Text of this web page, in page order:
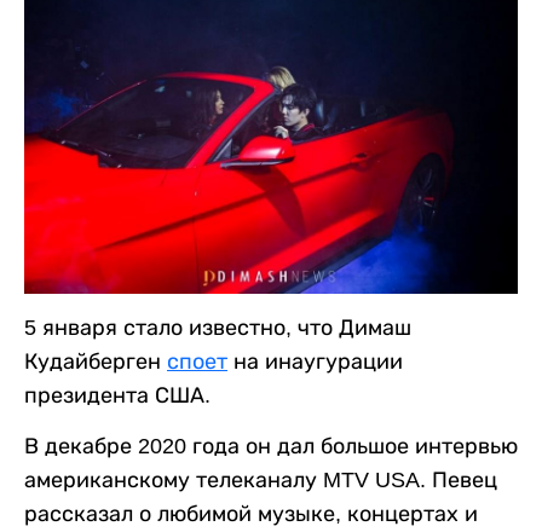
5 января стало известно, что Димаш
Кудайберген споет на инаугурации
президента США.
В декабре 2020 года он дал большое интервью
американскому телеканалу MTV USA. Певец
рассказал о любимой музыке, концертах и